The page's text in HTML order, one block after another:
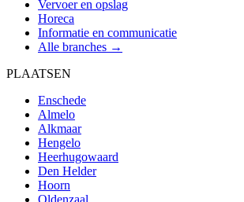
Vervoer en opslag
Horeca
Informatie en communicatie
Alle branches →
PLAATSEN
Enschede
Almelo
Alkmaar
Hengelo
Heerhugowaard
Den Helder
Hoorn
Oldenzaal